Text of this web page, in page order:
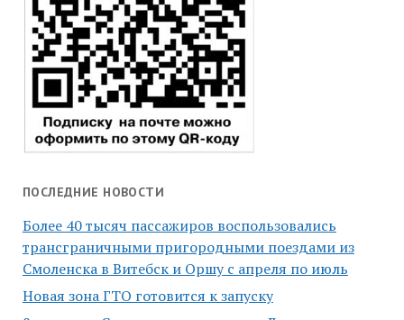
ПОСЛЕДНИЕ НОВОСТИ
Более 40 тысяч пассажиров воспользовались
трансграничными пригородными поездами из
Смоленска в Витебск и Оршу с апреля по июль
Новая зона ГТО готовится к запуску